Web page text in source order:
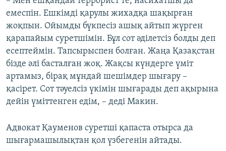
емеспін. Ешкімді қарулы жихадқа шақырған
жоқпын. Ойымды бүкпесіз ашық айтып жүрген
қарапайым суретшімін. Бұл сот әділетсіз болды деп
есептеймін. Тапсырыспен болған. Жаңа Қазақстан
бізде әлі басталған жоқ. Жақсы күндерге үміт
артамыз, бірақ мұндай шешімдер шығару –
қасірет. Сот тәуелсіз үкімін шығарады деп ақырына
дейін үміттенген едім, – деді Макин.
Адвокат Қауменов суретші қапаста отырса да
шығармашылықтан қол үзбегенін айтады.